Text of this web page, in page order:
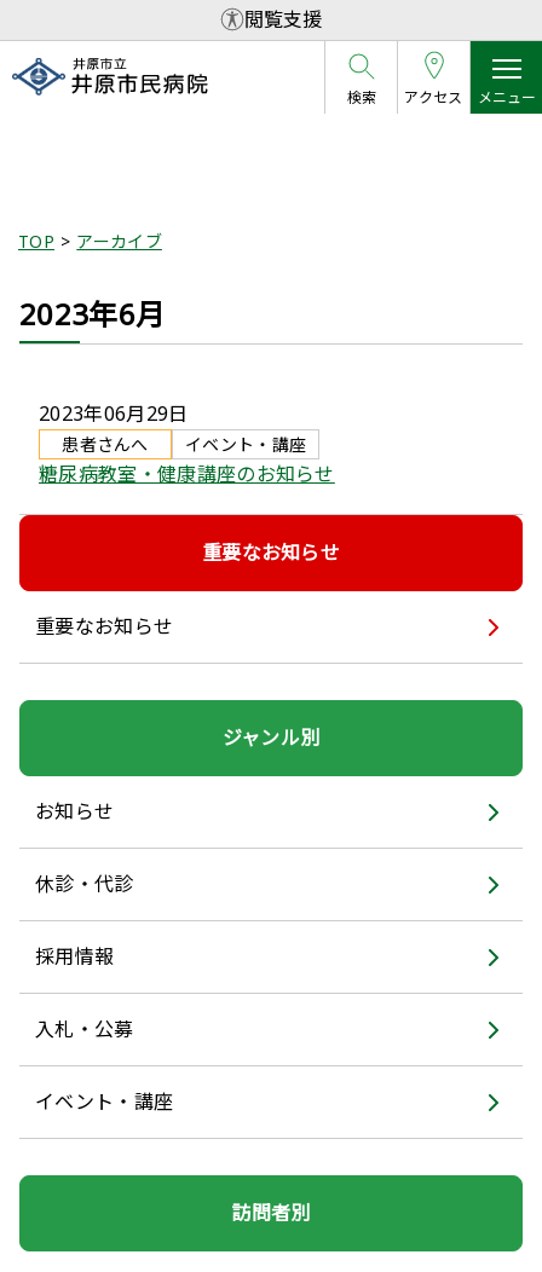
閲覧支援
検索 アクセス メニュー
TOP アーカイブ
2023年6月
2023年06月29日
患者さんへ イベント・講座
糖尿病教室・健康講座のお知らせ
重要なお知らせ
重要なお知らせ
ジャンル別
お知らせ
休診・代診
採用情報
入札・公募
イベント・講座
訪問者別